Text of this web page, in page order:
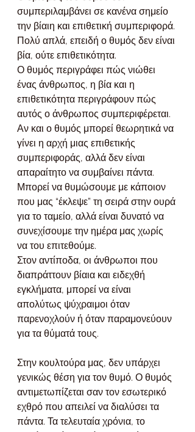
συμπεριλαμβάνει σε κανένα σημείο
την βίαιη και επιθετική συμπεριφορά.
Πολύ απλά, επειδή ο θυμός δεν είναι
βία, ούτε επιθετικότητα.
Ο θυμός περιγράφει πώς νιώθει
ένας άνθρωπος, η βία και η
επιθετικότητα περιγράφουν πώς
αυτός ο άνθρωπος συμπεριφέρεται.
Αν και ο θυμός μπορεί θεωρητικά να
γίνει η αρχή μιας επιθετικής
συμπεριφοράς, αλλά δεν είναι
απαραίτητο να συμβαίνει πάντα.
Μπορεί να θυμώσουμε με κάποιον
που μας “έκλεψε” τη σειρά στην ουρά
για το ταμείο, αλλά είναι δυνατό να
συνεχίσουμε την ημέρα μας χωρίς
να του επιτεθούμε.
Στον αντίποδα, οι άνθρωποι που
διαπράττουν βίαια και ειδεχθή
εγκλήματα, μπορεί να είναι
απολύτως ψύχραιμοι όταν
παρενοχλούν ή όταν παραμονεύουν
για τα θύματά τους.
Στην κουλτούρα μας, δεν υπάρχει
γενικώς θέση για τον θυμό. Ο θυμός
αντιμετωπίζεται σαν τον εσωτερικό
εχθρό που απειλεί να διαλύσει τα
πάντα. Τα τελευταία χρόνια, το